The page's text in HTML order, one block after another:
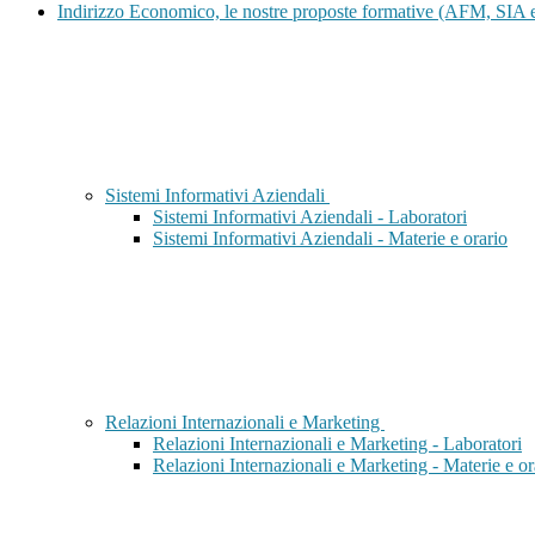
Indirizzo Economico, le nostre proposte formative (AFM, SIA
Sistemi Informativi Aziendali
Sistemi Informativi Aziendali - Laboratori
Sistemi Informativi Aziendali - Materie e orario
Relazioni Internazionali e Marketing
Relazioni Internazionali e Marketing - Laboratori
Relazioni Internazionali e Marketing - Materie e